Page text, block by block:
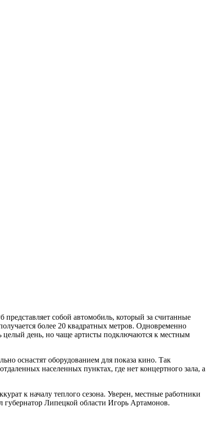
собой автомобиль, который за считанные
более 20 квадратных метров. Одновременно
целый день, но чаще артисты подключаются к местным
оснастят оборудованием для показа кино. Так
населенных пунктах, где нет концертного зала, а
к началу теплого сезона. Уверен, местные работники
губернатор Липецкой области Игорь Артамонов.